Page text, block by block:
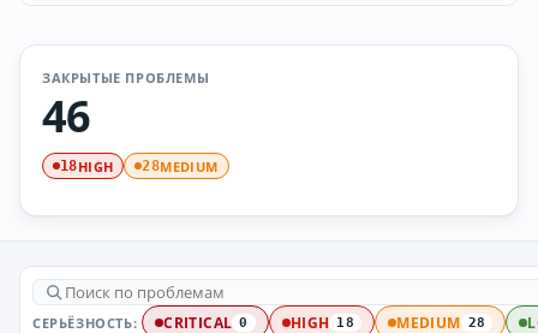
ЗАКРЫТЫЕ ПРОБЛЕМЫ
46
18HIGH 28MEDIUM
СЕРЬЁЗНОСТЬ: CRITICAL 0 HIGH 18 MEDIUM 28